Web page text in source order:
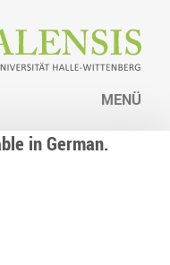
MENÜ
in German.